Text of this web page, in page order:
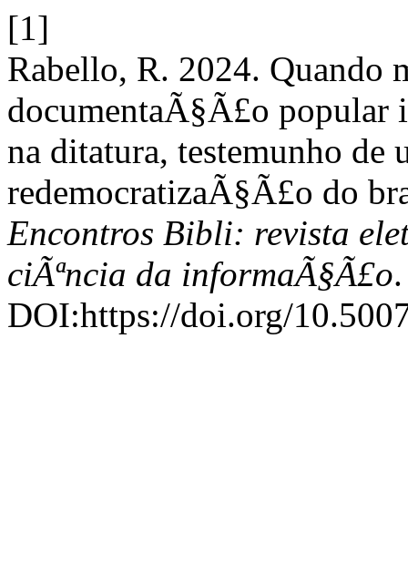
[1]
Rabello, R. 2024. Quando
documentaÃ§Ã£o popular
na ditatura, testemunho de
redemocratizaÃ§Ã£o do
Encontros Bibli: revista
ciÃªncia da informaÃ§Ã£o
DOI:https://doi.org/